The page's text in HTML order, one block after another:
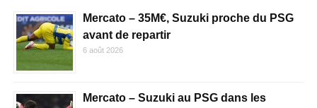
Mercato – 35M€, Suzuki proche du PSG
avant de repartir
6 août 2026
Mercato – Suzuki au PSG dans les